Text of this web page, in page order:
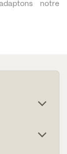
notre